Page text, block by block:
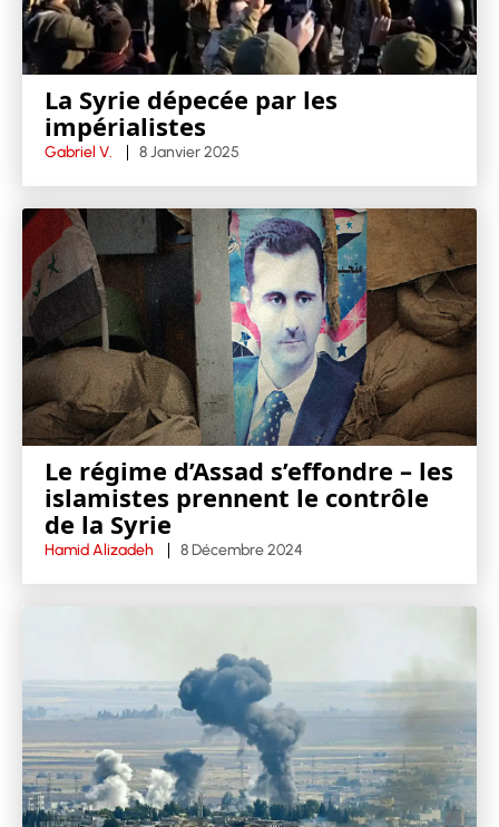
La Syrie dépecée par les
impérialistes
Gabriel V. 8 Janvier 2025
Le régime d’Assad s’effondre – les
islamistes prennent le contrôle
de la Syrie
Hamid Alizadeh 8 Décembre 2024